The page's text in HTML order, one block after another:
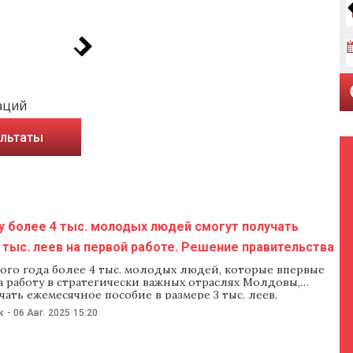
более 4 тыс. молодых людей смогут получать
тыс. леев на первой работе. Решение правительства
года более 4 тыс. молодых людей, которые впервые
работу в стратегически важных отраслях Молдовы,
ежемесячное пособие в размере 3 тыс. леев.
на заседании 6 августа утвердило создание
программы предоставления ежемесячных пособий
- 06 Авг. 2025 15:20